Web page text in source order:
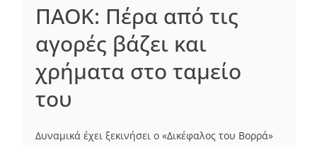
ΠΑΟΚ: Πέρα από τις
αγορές βάζει και
χρήματα στο ταμείο
του
Δυναμικά έχει ξεκινήσει ο «Δικέφαλος του Βορρά»